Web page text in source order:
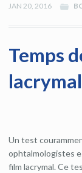
JAN 20, 2016
Temps
Un test
ophtalmologistes
film lacrymal. Ce